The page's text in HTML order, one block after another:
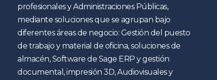
profesionales y Administraciones Públicas,
mediante soluciones que se agrupan bajo
diferentes áreas de negocio: Gestión del puesto
de trabajo y material de oficina, soluciones de
almacén, Software de Sage ERP y gestión
documental, impresión 3D, Audiovisuales y